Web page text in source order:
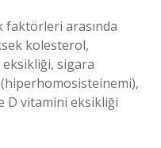
arasında
kolesterol,
sigara
(hiperhomosisteinemi),
D vitamini eksikliği